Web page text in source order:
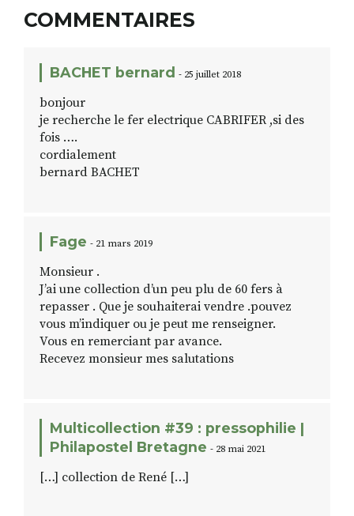
COMMENTAIRES
BACHET bernard - 25 juillet 2018
bonjour
je recherche le fer electrique CABRIFER ,si des
fois ….
cordialement
bernard BACHET
Fage - 21 mars 2019
Monsieur .
J’ai une collection d’un peu plu de 60 fers à
repasser . Que je souhaiterai vendre .pouvez
vous m’indiquer ou je peut me renseigner.
Vous en remerciant par avance.
Recevez monsieur mes salutations
Multicollection #39 : pressophilie |
Philapostel Bretagne - 28 mai 2021
[…] collection de René […]